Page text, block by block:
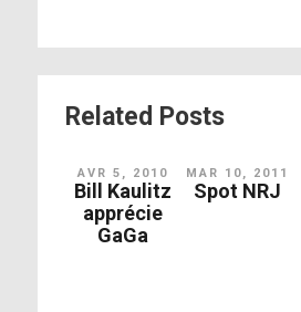
Related Posts
AVR 5, 2010
Bill Kaulitz
apprécie
GaGa
MAR 10, 2011
Spot NRJ